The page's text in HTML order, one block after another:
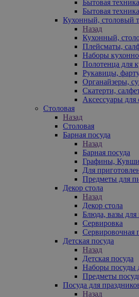
Бытовая
Бытовая
Кухонный, столовый
Назад
Кухонный,
Плейсматы,
Наборы
Полотенца для
Рукавицы,
Органайзеры,
Скатерти,
Аксессуары для
Столовая
Назад
Столовая
Барная посуда
Назад
Барная посуда
Графины,
Для
Предметы для
Декор стола
Назад
Декор стола
Блюда, вазы для
Сервировка
Сервировочная
Детская посуда
Назад
Детская посуда
Наборы посуды
Предметы
Посуда для
Назад